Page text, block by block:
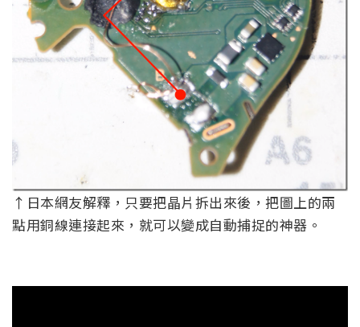
↑日本網友解釋，只要把晶片拆出來後，把圖上的兩
點用銅線連接起來，就可以變成自動捕捉的神器。